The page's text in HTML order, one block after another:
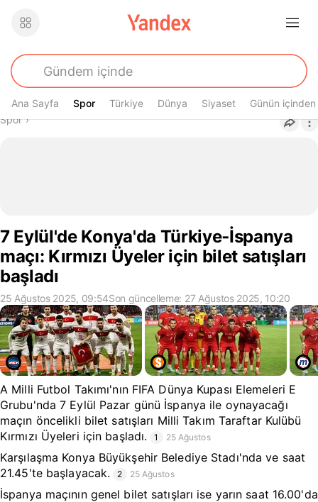
Ana Sayfa Spor
Spor Türkiye Dünya Siyaset Günün içinden
Buradasın
Spor›
7 Eylül'de Konya'da Türkiye‑İspanya
maçı: Kırmızı Üyeler için bilet satışları
başladı
25 Ağustos 2025, 09:54Son güncelleme: 27 Ağustos 2025, 10:20
A Milli Futbol Takımı'nın FIFA Dünya Kupası Elemeleri E
Grubu'nda 7 Eylül Pazar günü İspanya ile oynayacağı
maçın öncelikli bilet satışları Milli Takım Taraftar Kulübü
Kırmızı Üyeleri için başladı.
1 25 Ağustos
Karşılaşma Konya Büyükşehir Belediye Stadı'nda ve saat
21.45'te başlayacak.
2 25 Ağustos
İspanya maçının genel bilet satışları ise yarın saat 16.00'da